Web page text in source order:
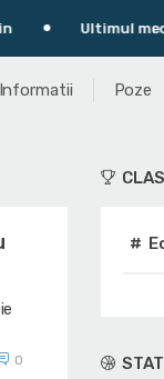
Ultimul meci: Phoenix
Informatii Poze
0
#